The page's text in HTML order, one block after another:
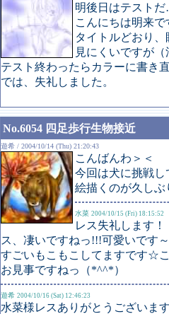
明後日はテスト
こんにちは明来で
タイトルどおり、
見にくいですが（
テスト終わったらカラーに書き
では、失礼しました。
No.6054 四足歩行生物接近
遊希 / 2004/10/14 (Thu) 21:20:43
こんばんわ＞＜
今回は犬に挑戦し
絵描くのが久しぶ
水菜 2004/10/15 (Fri) 18:15:52
レス失礼します！
ス、凄いですねっ!!!可愛いです～
すごいもこもこしてますです☆
お見事ですねっ（*^^*）
遊希 2004/10/16 (Sat) 12:46:23
水菜様レスありがとうございま